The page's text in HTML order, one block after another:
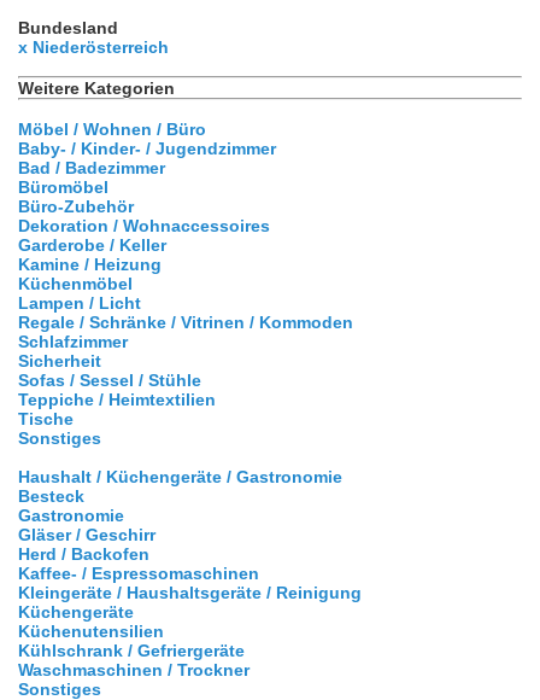
Bundesland
x Niederösterreich
Weitere Kategorien
Möbel / Wohnen / Büro
Baby- / Kinder- / Jugendzimmer
Bad / Badezimmer
Büromöbel
Büro-Zubehör
Dekoration / Wohnaccessoires
Garderobe / Keller
Kamine / Heizung
Küchenmöbel
Lampen / Licht
Regale / Schränke / Vitrinen / Kommoden
Schlafzimmer
Sicherheit
Sofas / Sessel / Stühle
Teppiche / Heimtextilien
Tische
Sonstiges
Haushalt / Küchengeräte / Gastronomie
Besteck
Gastronomie
Gläser / Geschirr
Herd / Backofen
Kaffee- / Espressomaschinen
Kleingeräte / Haushaltsgeräte / Reinigung
Küchengeräte
Küchenutensilien
Kühlschrank / Gefriergeräte
Waschmaschinen / Trockner
Sonstiges